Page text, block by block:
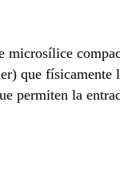
que físicamente
permiten la